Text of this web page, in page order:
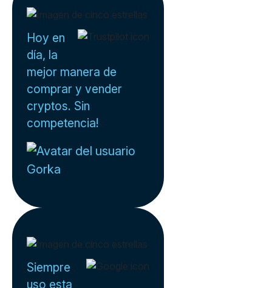
Hoy en
día, la
mejor manera de
comprar y vender
cryptos. Sin
competencia!
Gorka
Siempre
uso esta